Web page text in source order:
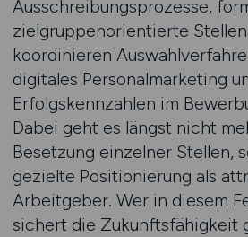
Ausschreibungsprozesse,
zielgruppenorientierte
koordinieren
digitales Personalmarketing
Erfolgskennzahlen im
Dabei geht es längst nicht
Besetzung einzelner Stellen,
gezielte Positionierung als
Arbeitgeber. Wer in diesem
sichert die Zukunftsfähigkeit